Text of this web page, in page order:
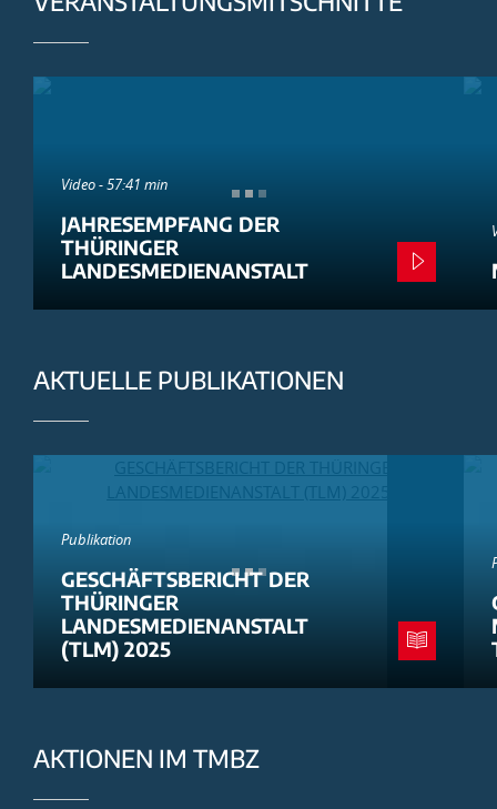
Video - 57:41 min
JAHRESEMPFANG DER
THÜRINGER
LANDESMEDIENANSTALT
AKTUELLE PUBLIKATIONEN
Publikation
GESCHÄFTSBERICHT DER
THÜRINGER
LANDESMEDIENANSTALT
(TLM) 2025
AKTIONEN IM TMBZ